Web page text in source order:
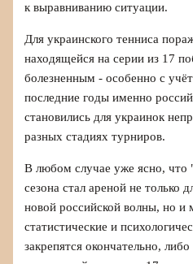
к выравниванию ситуации.
Для украинского тенниса
находящейся на серии из 17
болезненным - особенно с
последние годы именно
становились для украинок
разных стадиях турниров.
В любом случае уже ясно, что
сезона стал ареной не только
новой российской волны, но и
статистические и
закрепятся окончательно,